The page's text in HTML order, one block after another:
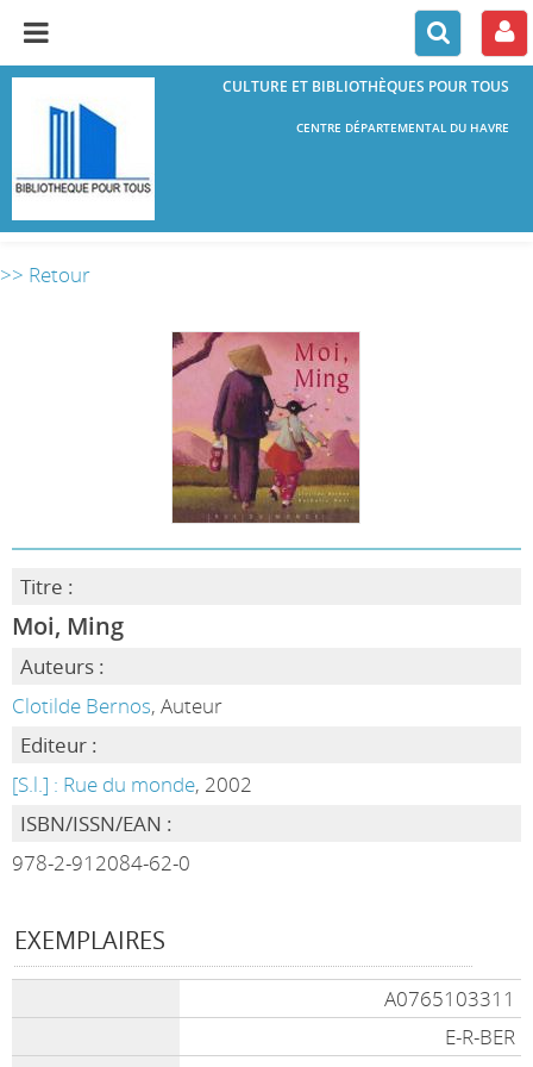
CULTURE ET BIBLIOTHÈQUES POUR TOUS
CENTRE DÉPARTEMENTAL DU HAVRE
>> Retour
Titre :
Moi, Ming
Auteurs :
Clotilde Bernos, Auteur
Editeur :
[S.l.] : Rue du monde, 2002
ISBN/ISSN/EAN :
978-2-912084-62-0
EXEMPLAIRES
A0765103311
E-R-BER